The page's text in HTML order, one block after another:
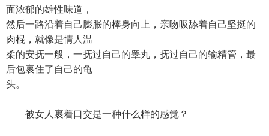
面浓郁的雄性味道，
然后一路沿着自己膨胀的棒身向上，亲吻吸舔着自己坚挺的
肉棍，就像是情人温
柔的安抚一般，一抚过自己的睾丸，抚过自己的输精管，最
后包裹住了自己的龟
头。
被女人裹着口交是一种什么样的感觉？